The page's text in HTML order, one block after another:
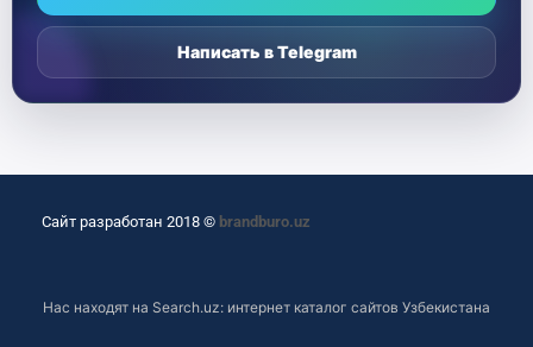
Написать в Telegram
Сайт разработан 2018 © brandburo.uz
Нас находят на Search.uz: интернет каталог сайтов Узбекистана